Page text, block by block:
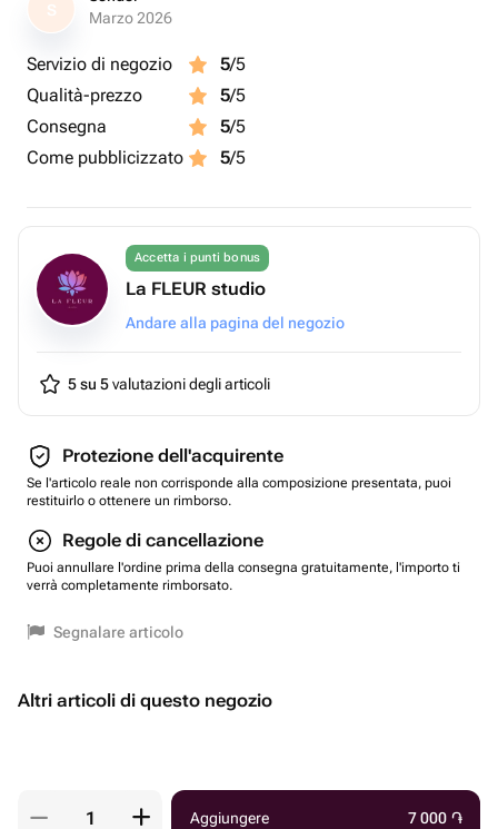
S
Marzo 2026
Servizio di negozio 5/5
Qualità-prezzo
5/5
Consegna
5/5
Come pubblicizzato
5/5
Accetta i punti bonus
La FLEUR studio
Andare alla pagina del negozio
5 su 5valutazioni degli articoli
Protezione dell'acquirente
Se l'articolo reale non corrisponde alla composizione presentata, puoi
restituirlo o ottenere un rimborso.
Regole di cancellazione
Puoi annullare l'ordine prima della consegna gratuitamente, l'importo ti
verrà completamente rimborsato.
Segnalare articolo
Altri articoli di questo negozio
Aggiungere 7 000 ֏